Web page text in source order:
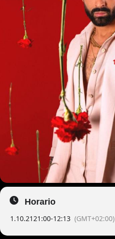
Horario
1.10.2121:00-12:13 (GMT+02:00)